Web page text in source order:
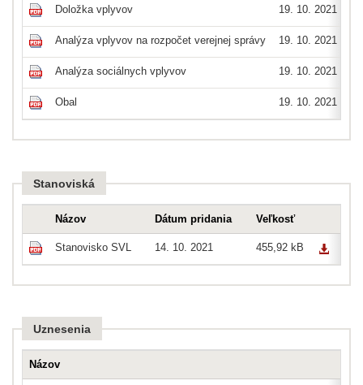
Doložka vplyvov 19. 10. 2021
Analýza vplyvov na rozpočet verejnej správy 19. 10. 2021
Analýza sociálnych vplyvov 19. 10. 2021
Obal 19. 10. 2021
Stanoviská
Názov Dátum pridania Veľkosť
Stanovisko SVL 14. 10. 2021 455,92 kB
Uznesenia
Názov